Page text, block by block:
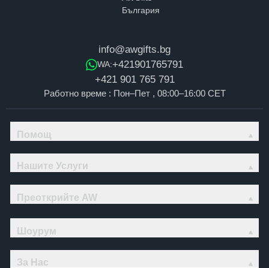
info@awgifts.bg
WA:+421901765791
+421 901 765 791
Работно време : Пон–Пет , 08:00–16:00 CET
Помощ
Нашите Услуги
Преоткрийте AW
Шоурум
За Нас